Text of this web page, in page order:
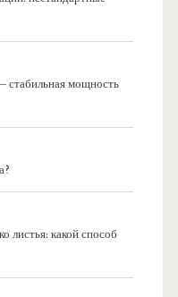
стабильная мощность
листья: какой способ